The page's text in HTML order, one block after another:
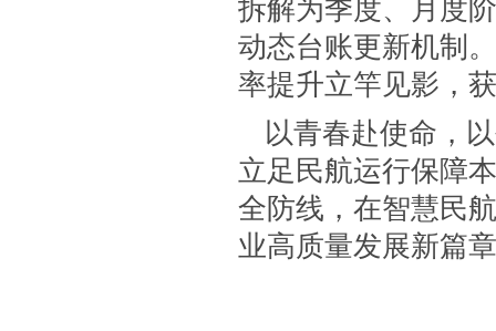
拆解为季度、月度
动态台账更新机制
率提升立竿见影，
以青春赴使命，
立足民航运行保障
全防线，在智慧民
业高质量发展新篇